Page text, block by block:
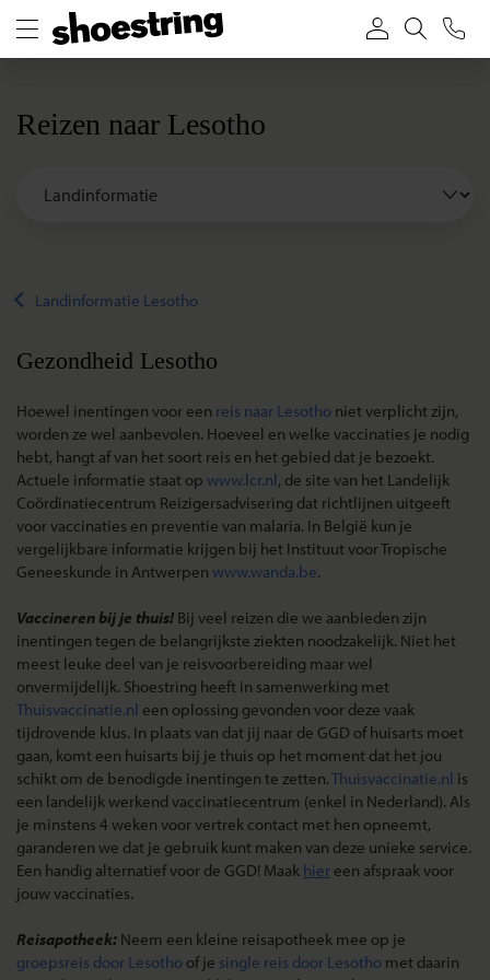
Reizen naar Lesotho
Landinformatie Lesotho
Gezondheid Lesotho
Hoewel inentingen voor een reis naar Lesotho niet verplicht zijn,
worden ze wel aanbevolen. Hoeveel en welke vaccinaties je nodig
hebt, hangt af van het soort reis en het gebied dat je bezoekt.
Actuele informatie staat op www.lcr.nl, de site van het Landelijk
Coördinatiecentrum Reizigersadvisering dat richtlijnen uitgeeft
voor vaccinaties en preventie van malaria. In België kun je
vergelijkbare informatie krijgen bij het Instituut voor Tropische
Geneeskunde in Antwerpen www.wanda.be.
Vaccineren bij je thuis! Bij veel reizen die we aanbieden zijn
inentingen tegen de belangrijkste ziekten noodzakelijk. Niet het
meest leuke deel van je reisvoorbereiding maar wel
onvermijdelijk. Shoestring heeft in samenwerking met
Thuisvaccinatie.nl een oplossing gevonden voor deze vaak
tijdrovende klus. In plaats van dat jij naar de GGD of huisarts moet
gaan, komt een huisarts bij je thuis op het moment dat het jou
schikt om de benodigde inentingen te zetten.Thuisvaccinatie.nl is
een landelijk werkend vaccinatiecentrum (enkel in Nederland). Als
je minstens 4 weken voor vertrek contact met hen opneemt,
garanderen we dat je gebruik kunt maken van deze unieke service.
Een handig alternatief voor de GGD! Maak hier een afspraak voor
jouw vaccinaties.
Reisapotheek: Neem een kleine reisapotheek mee op je
groepsreis door Lesotho of je single reis door Lesotho met daarin